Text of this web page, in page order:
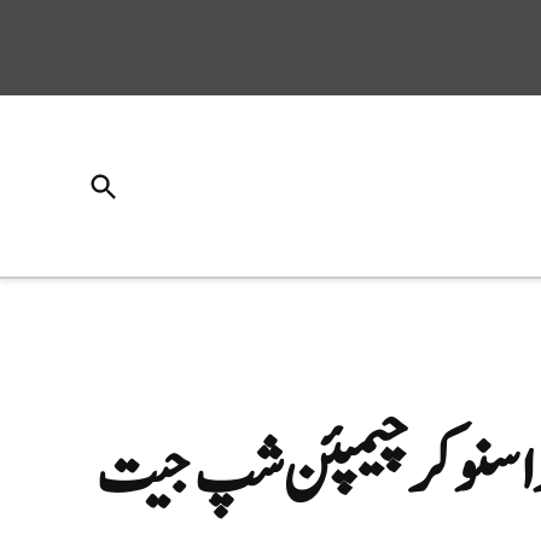
Open
چیمپئن شپ جیت